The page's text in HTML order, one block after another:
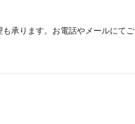
承ります。お電話やメールにてご